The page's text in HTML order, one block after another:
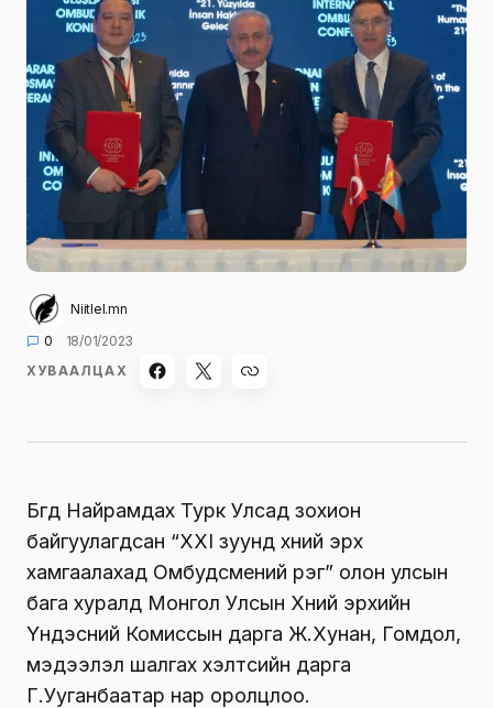
Niitlel.mn
0
18/01/2023
ХУВААЛЦАХ
Бүгд Найрамдах Турк Улсад зохион
байгуулагдсан “XXI зуунд хүний эрх
хамгаалахад Омбудсмений үүрэг” олон улсын
бага хуралд Монгол Улсын Хүний эрхийн
Үндэсний Комиссын дарга Ж.Хунан, Гомдол,
мэдээлэл шалгах хэлтсийн дарга
Г.Ууганбаатар нар оролцлоо.